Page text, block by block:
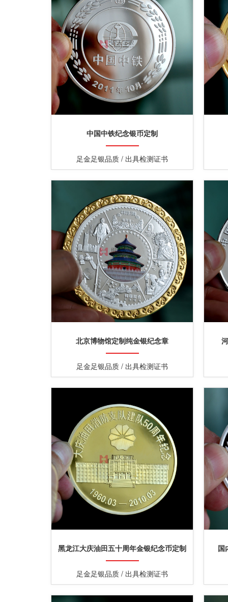
中国中铁纪念银币定制
足金足银品质 / 出具检测证书
北京博物馆定制纯金银纪念章
足金足银品质 / 出具检测证书
黑龙江大庆油田五十周年金银纪念币定制
足金足银品质 / 出具检测证书
国